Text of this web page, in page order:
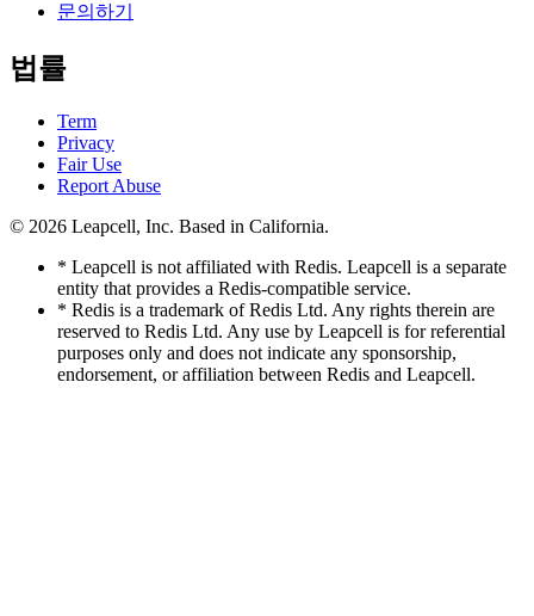
문의하기
법률
Term
Privacy
Fair Use
Report Abuse
© 2026 Leapcell, Inc. Based in California.
* Leapcell is not affiliated with Redis. Leapcell is a separate
entity that provides a Redis-compatible service.
* Redis is a trademark of Redis Ltd. Any rights therein are
reserved to Redis Ltd. Any use by Leapcell is for referential
purposes only and does not indicate any sponsorship,
endorsement, or affiliation between Redis and Leapcell.